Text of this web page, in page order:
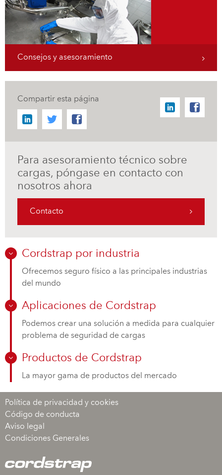
Consejos y asesoramiento
Compartir esta página
Para asesoramiento técnico sobre
cargas, póngase en contacto con
nosotros ahora
Contacto
Cordstrap por industria
Ofrecemos seguro físico a las principales industrias
del mundo
Aplicaciones de Cordstrap
Podemos crear una solución a medida para cualquier
problema de seguridad de cargas
Productos de Cordstrap
La mayor gama de productos del mercado
Política de privacidad y cookies
Código de conducta
Aviso legal
Condiciones Generales